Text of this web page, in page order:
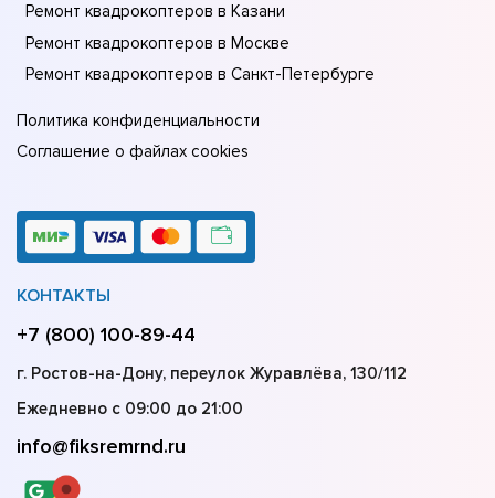
Ремонт квадрокоптеров в Казани
Ремонт квадрокоптеров в Москве
Ремонт квадрокоптеров в Санкт-Петербурге
Политика конфиденциальности
Соглашение о файлах cookies
КОНТАКТЫ
+7 (800) 100-89-44
г. Ростов-на-Дону, переулок Журавлёва, 130/112
Ежедневно с 09:00 до 21:00
info@fiksremrnd.ru